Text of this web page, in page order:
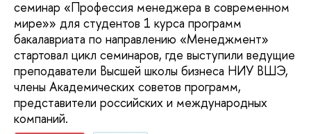
семинар «Профессия менеджера в современном
мире»» для студентов 1 курса программ
бакалавриата по направлению «Менеджмент»
стартовал цикл семинаров, где выступили ведущие
преподаватели Высшей школы бизнеса НИУ ВШЭ,
члены Академических советов программ,
представители российских и международных
компаний.